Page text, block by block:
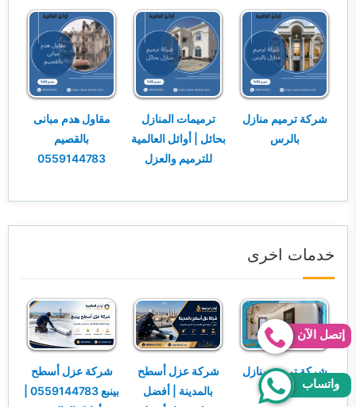
شركة ترميم منازل
بالرس
ترميمات المنازل
بحائل | أوائل العالمية
للترميم والعزل
مقاول هدم مبانى
بالقصيم
0559144783
خدمات اخرى
شركة ترميم منازل
ببريدة
شركة عزل أسطح
بالمدينة | أفضل
شركة عزل أسطح
بينبع 0559144783 |
إتصل الآن
واتساب